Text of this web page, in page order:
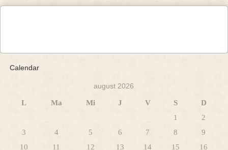
Calendar
august 2026
L Ma Mi J V S
D
1
2
3
4 5 6 7 8
9
10
11 12 13 14 15
16